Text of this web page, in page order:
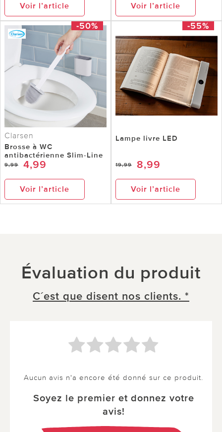
Voir l’article Voir l’article
-50%
Clarsen
Brosse à WC
antibactérienne Slim-Line
9,99 4,99
Voir l’article
-55%
Lampe livre LED
19,99 8,99
Voir l’article
Évaluation du produit
C´est que disent nos clients. *
Aucun avis n'a encore été donné sur ce produit.
Soyez le premier et donnez votre
avis!